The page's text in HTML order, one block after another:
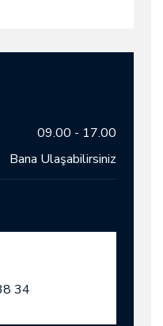
09.00 - 17.00
Bana Ulaşabilirsiniz
34